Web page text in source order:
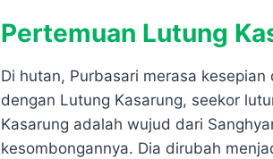
Pertemuan Lutung
Di hutan, Purbasari merasa
dengan Lutung Kasarung, seekor
Kasarung adalah wujud dari
kesombongannya. Dia dirubah